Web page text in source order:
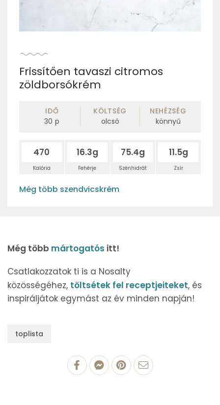
Frissítően tavaszi citromos
zöldborsókrém
IDŐ
30 p
KÖLTSÉG
olcsó
NEHÉZSÉG
könnyű
470
Kalória
16.3g
Fehérje
75.4g
Szénhidrát
11.5g
Zsír
Még több szendvicskrém
Még több mártogatós itt!
Csatlakozzatok ti is a Nosalty
közösségéhez, töltsétek fel receptjeiteket, és
inspiráljátok egymást az év minden napján!
toplista